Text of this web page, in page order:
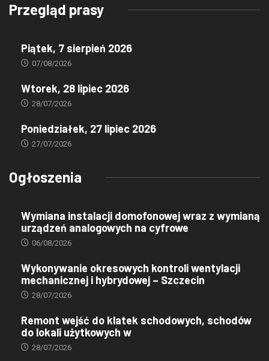
Przegląd prasy
Piątek, 7 sierpień 2026
07/08/2026
Wtorek, 28 lipiec 2026
28/07/2026
Poniedziałek, 27 lipiec 2026
27/07/2026
Ogłoszenia
Wymiana instalacji domofonowej wraz z wymianą
urządzeń analogowych na cyfrowe
06/08/2026
Wykonywanie okresowych kontroli wentylacji
mechanicznej i hybrydowej – Szczecin
28/07/2026
Remont wejść do klatek schodowych, schodów
do lokali użytkowych w
28/07/2026